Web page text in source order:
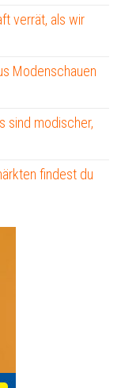
verrät, als wir
Modenschauen
sind modischer,
findest du